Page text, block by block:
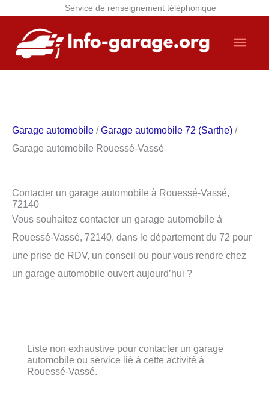
Service de renseignement téléphonique
contenu
Garage automobile /Garage automobile 72 (Sarthe) /
Garage automobile Rouessé-Vassé
Contacter un garage automobile à Rouessé-Vassé,
72140
Vous souhaitez contacter un garage automobile à
Rouessé-Vassé, 72140, dans le département du 72 pour
une prise de RDV, un conseil ou pour vous rendre chez
un garage automobile ouvert aujourd’hui ?
Liste non exhaustive pour contacter un garage
automobile ou service lié à cette activité à
Rouessé-Vassé.